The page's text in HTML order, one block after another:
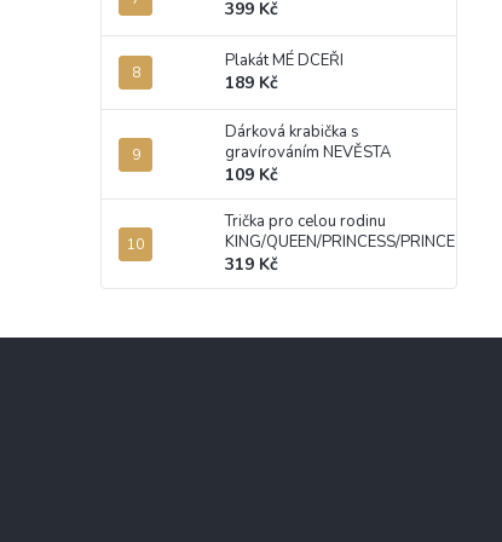
399 Kč
Plakát MÉ DCEŘI
189 Kč
Dárková krabička s
gravírováním NEVĚSTA
109 Kč
Trička pro celou rodinu
KING/QUEEN/PRINCESS/PRINCE
319 Kč